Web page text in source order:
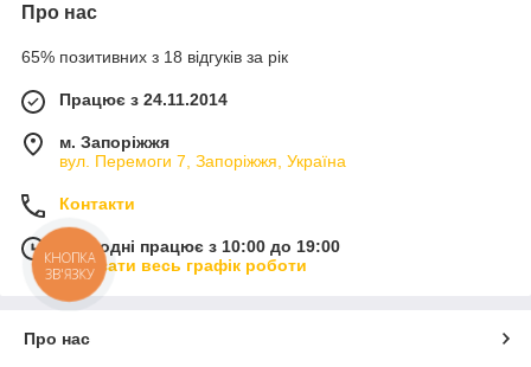
Про нас
65% позитивних з 18 відгуків за рік
Працює з 24.11.2014
м. Запоріжжя
вул. Перемоги 7, Запоріжжя, Україна
Контакти
Сьогодні працює з 10:00 до 19:00
Показати весь графік роботи
Про нас
КНОПКА
ЗВ'ЯЗКУ